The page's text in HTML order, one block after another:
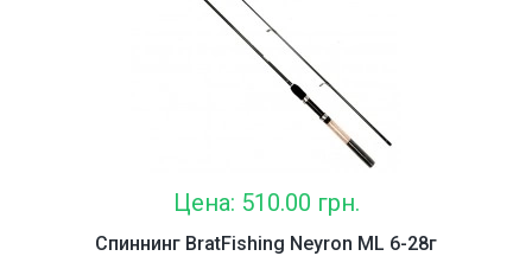
Цена: 510.00 грн.
Спиннинг BratFishing Neyron ML 6-28г